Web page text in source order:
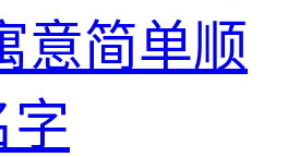
意简单顺
字